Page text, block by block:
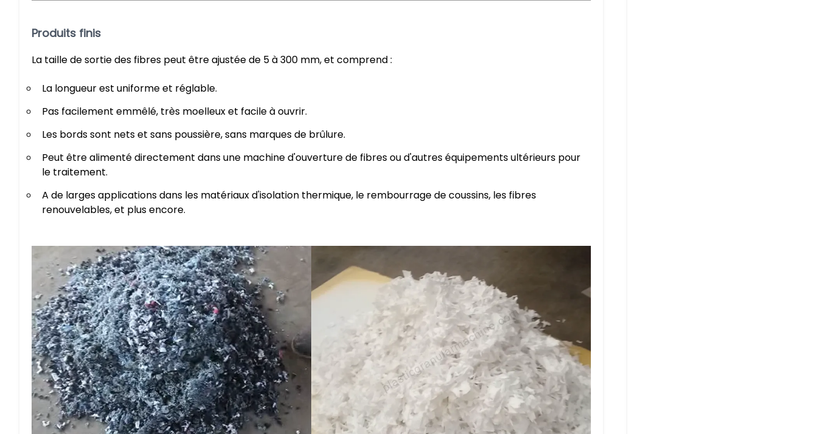
Produits finis
La taille de sortie des fibres peut être ajustée de 5 à 300 mm, et comprend :
La longueur est uniforme et réglable.
Pas facilement emmêlé, très moelleux et facile à ouvrir.
Les bords sont nets et sans poussière, sans marques de brûlure.
Peut être alimenté directement dans une machine d'ouverture de fibres ou d'autres équipements ultérieurs pour
le traitement.
A de larges applications dans les matériaux d'isolation thermique, le rembourrage de coussins, les fibres
renouvelables, et plus encore.